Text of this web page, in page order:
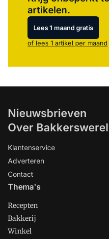
artikelen.
Lees 1 maand gratis
of lees 1 artikel per maand
Nieuwsbrieven
Over
Klantenservice
Adverteren
Contact
Thema's
Recepten
Bakkerij
Winkel